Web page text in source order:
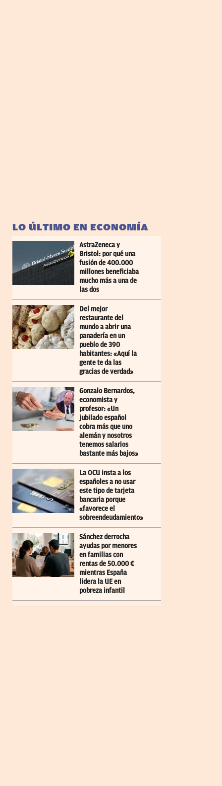
LO ÚLTIMO EN ECONOMÍA
AstraZeneca y
Bristol: por qué una
fusión de 400.000
millones beneficiaba
mucho más a una de
las dos
Del mejor
restaurante del
mundo a abrir una
panadería en un
pueblo de 390
habitantes: «Aquí la
gente te da las
gracias de verdad»
Gonzalo Bernardos,
economista y
profesor: «Un
jubilado español
cobra más que uno
alemán y nosotros
tenemos salarios
bastante más bajos»
La OCU insta a los
españoles a no usar
este tipo de tarjeta
bancaria porque
«favorece el
sobreendeudamiento»
Sánchez derrocha
ayudas por menores
en familias con
rentas de 50.000 €
mientras España
lidera la UE en
pobreza infantil